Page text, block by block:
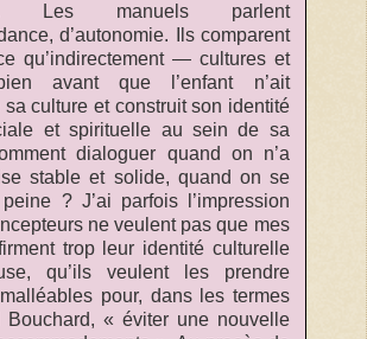
Les manuels parlent
d’autonomie. Ils comparent
qu’indirectement — cultures et
avant que l’enfant n’ait
culture et construit son identité
et spirituelle au sein de sa
dialoguer quand on n’a
stable et solide, quand on se
? J’ai parfois l’impression
ne veulent pas que mes
trop leur identité culturelle
qu’ils veulent les prendre
pour, dans les termes
Bouchard, « éviter une nouvelle